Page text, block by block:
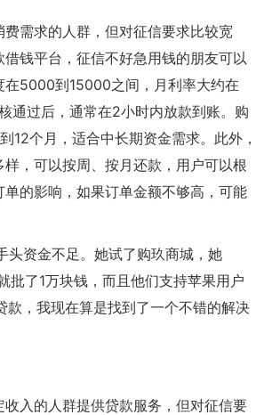
需求的人群，但对征信要求比较宽
钱平台，征信不好急用钱的朋友可以
在5000到15000之间，月利率大约在
通过后，通常在2小时内放款到账。购
12个月，适合中长期资金需求。此外，
，可以按周、按月还款，用户可以根
的影响，如果订单金额不够高，可能
头资金不足。她试了购玖商城，她
批了1万块钱，而且他们支持苹果用户
，我现在算是找到了一个不错的解决
入的人群提供贷款服务，但对征信要